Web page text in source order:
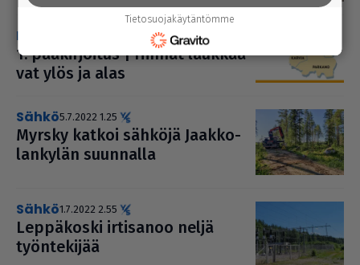
3.8.2022 1.50
1. pää­kir­joi­tus | Hinnat lauk­kaa­
vat ylös ja alas
sähkö5.7.2022 1.25
Myrsky katkoi sähköjä Jaak­ko­
lan­ky­län suunnalla
sähkö1.7.2022 2.55
Lep­pä­koski irtisanoo neljä
työn­te­ki­jää
Tietosuojakäytäntömme